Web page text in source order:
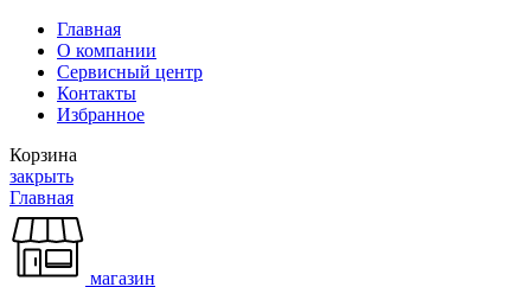
Главная
О компании
Сервисный центр
Контакты
Избранное
Корзина
закрыть
Главная
магазин